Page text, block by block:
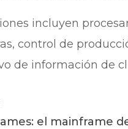
incluyen
control de
de información de
el mainframe